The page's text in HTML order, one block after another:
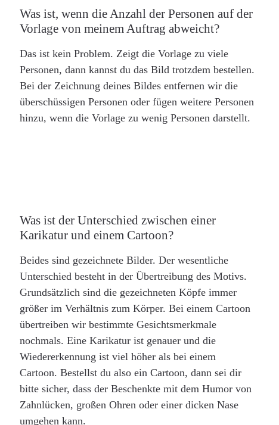
Was ist, wenn die Anzahl der Personen auf der
Vorlage von meinem Auftrag abweicht?
Das ist kein Problem. Zeigt die Vorlage zu viele
Personen, dann kannst du das Bild trotzdem bestellen.
Bei der Zeichnung deines Bildes entfernen wir die
überschüssigen Personen oder fügen weitere Personen
hinzu, wenn die Vorlage zu wenig Personen darstellt.
Was ist der Unterschied zwischen einer
Karikatur und einem Cartoon?
Beides sind gezeichnete Bilder. Der wesentliche
Unterschied besteht in der Übertreibung des Motivs.
Grundsätzlich sind die gezeichneten Köpfe immer
größer im Verhältnis zum Körper. Bei einem Cartoon
übertreiben wir bestimmte Gesichtsmerkmale
nochmals. Eine Karikatur ist genauer und die
Wiedererkennung ist viel höher als bei einem
Cartoon. Bestellst du also ein Cartoon, dann sei dir
bitte sicher, dass der Beschenkte mit dem Humor von
Zahnlücken, großen Ohren oder einer dicken Nase
umgehen kann.